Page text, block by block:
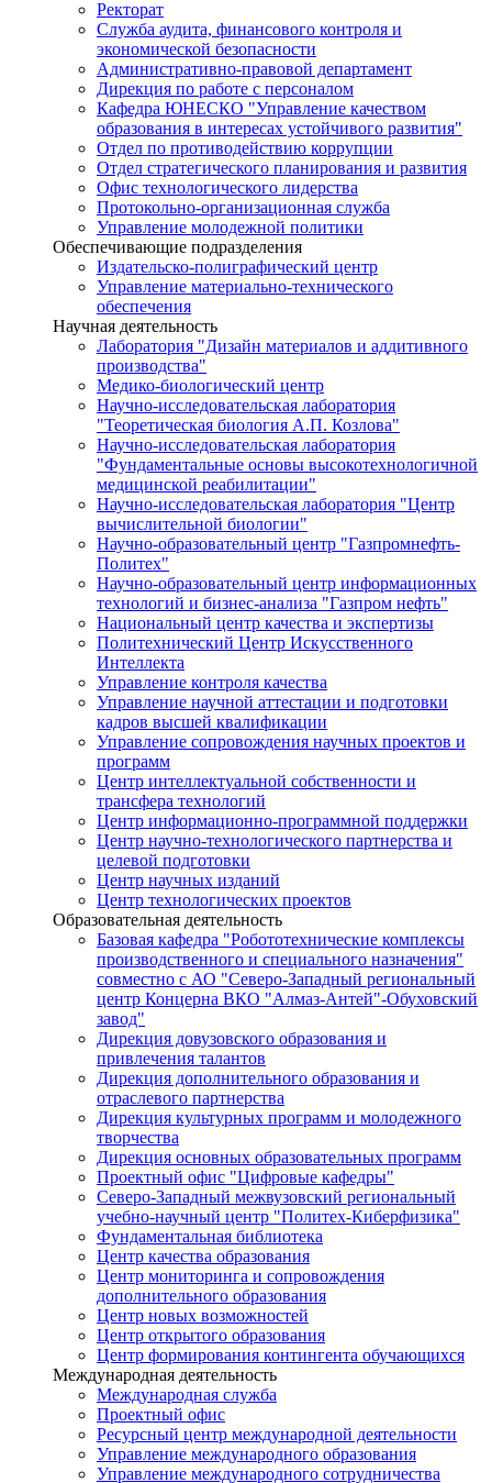
Ректорат
Служба аудита, финансового контроля и
экономической безопасности
Административно-правовой департамент
Дирекция по работе с персоналом
Кафедра ЮНЕСКО "Управление качеством
образования в интересах устойчивого развития"
Отдел по противодействию коррупции
Отдел стратегического планирования и развития
Офис технологического лидерства
Протокольно-организационная служба
Управление молодежной политики
Обеспечивающие подразделения
Издательско-полиграфический центр
Управление материально-технического
обеспечения
Научная деятельность
Лаборатория "Дизайн материалов и аддитивного
производства"
Медико-биологический центр
Научно-исследовательская лаборатория
"Теоретическая биология А.П. Козлова"
Научно-исследовательская лаборатория
"Фундаментальные основы высокотехнологичной
медицинской реабилитации"
Научно-исследовательская лаборатория "Центр
вычислительной биологии"
Научно-образовательный центр "Газпромнефть-
Политех"
Научно-образовательный центр информационных
технологий и бизнес-анализа "Газпром нефть"
Национальный центр качества и экспертизы
Политехнический Центр Искусственного
Интеллекта
Управление контроля качества
Управление научной аттестации и подготовки
кадров высшей квалификации
Управление сопровождения научных проектов и
программ
Центр интеллектуальной собственности и
трансфера технологий
Центр информационно-программной поддержки
Центр научно-технологического партнерства и
целевой подготовки
Центр научных изданий
Центр технологических проектов
Образовательная деятельность
Базовая кафедра "Робототехнические комплексы
производственного и специального назначения"
совместно с АО "Северо-Западный региональный
центр Концерна ВКО "Алмаз-Антей"-Обуховский
завод"
Дирекция довузовского образования и
привлечения талантов
Дирекция дополнительного образования и
отраслевого партнерства
Дирекция культурных программ и молодежного
творчества
Дирекция основных образовательных программ
Проектный офис "Цифровые кафедры"
Северо-Западный межвузовский региональный
учебно-научный центр "Политех-Киберфизика"
Фундаментальная библиотека
Центр качества образования
Центр мониторинга и сопровождения
дополнительного образования
Центр новых возможностей
Центр открытого образования
Центр формирования контингента обучающихся
Международная деятельность
Международная служба
Проектный офис
Ресурсный центр международной деятельности
Управление международного образования
Управление международного сотрудничества